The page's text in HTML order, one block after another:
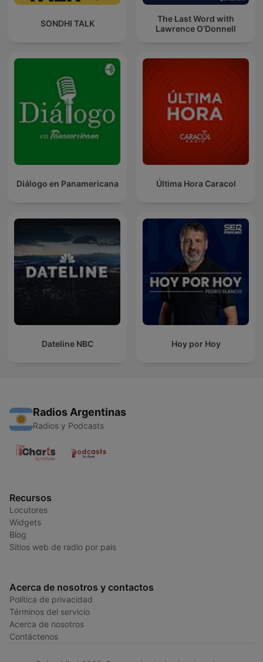
SONDHI TALK
The Last Word with
Lawrence O’Donnell
Diálogo en Panamericana Última Hora Caracol
Dateline NBC Hoy por Hoy
Radios Argentinas
Radios y Podcasts
Recursos
Locutores
Widgets
Blog
Sitios web de radio por país
Acerca de nosotros y contactos
Política de privacidad
Términos del servicio
Acerca de nosotros
Contáctenos